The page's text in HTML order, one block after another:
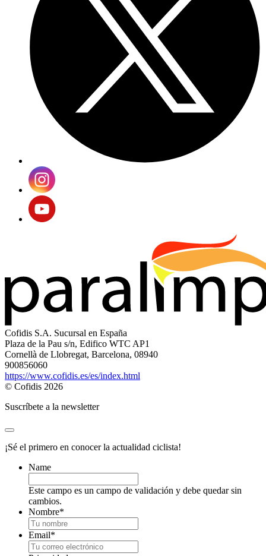
Cofidis S.A. Sucursal en España
Plaza de la Pau s/n, Edifico WTC AP1
Cornellà de Llobregat, Barcelona, 08940
900856060
https://www.cofidis.es/es/index.html
© Cofidis 2026
Suscríbete a la newsletter
¡Sé el primero en conocer la actualidad ciclista!
Name
Este campo es un campo de validación y debe quedar sin
cambios.
Nombre*
Email*